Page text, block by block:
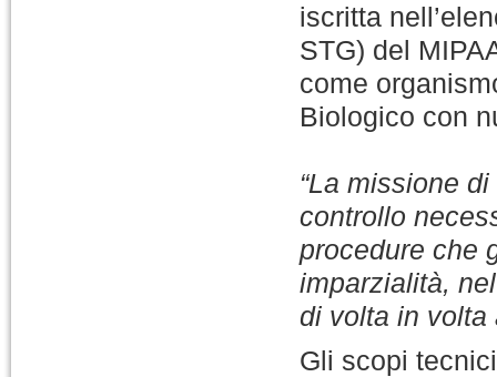
iscritta
STG) del
come
Biologico con
“La missione
controllo
procedure che
imparzialità,
di volta in volta
Gli scopi